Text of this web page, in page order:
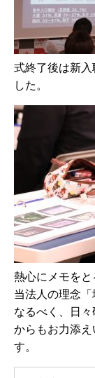
式終了後は新
した。
熱心にメモをと
当法人の理念
なるべく、日
からもお力添
す。